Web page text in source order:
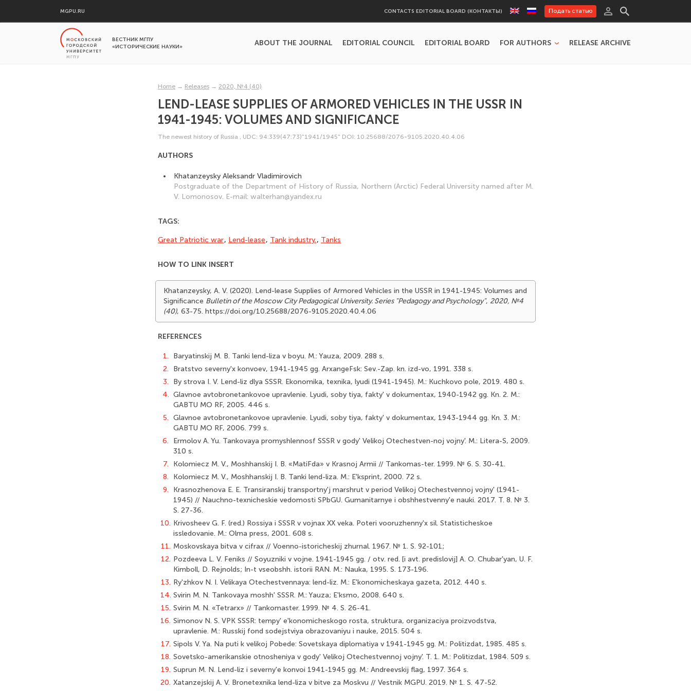
MGPU.RU CONTACTS EDITORIAL BOARD (КОНТАКТЫ) Подать статью
ВЕСТНИК МГПУ
«ИСТОРИЧЕСКИЕ НАУКИ»
ABOUT THE JOURNAL EDITORIAL COUNCIL EDITORIAL BOARD FOR AUTHORS RELEASE ARCHIVE
Home → Releases → 2020, №4 (40)
LEND-LEASE SUPPLIES OF ARMORED VEHICLES IN THE USSR IN
1941-1945: VOLUMES AND SIGNIFICANCE
The newest history of Russia , UDC: 94:339(47:73)"1941/1945" DOI: 10.25688/2076-9105.2020.40.4.06
AUTHORS
Khatanzeysky Aleksandr Vladimirovich
Postgraduate of the Department of History of Russia, Northern (Arctic) Federal University named after M.
V. Lomonosov. E-mail: walterhan@yandex.ru
TAGS:
Great Patriotic war, Lend-lease, Tank industry., Tanks
HOW TO LINK INSERT
Khatanzeysky, A. V. (2020). Lend-lease Supplies of Armored Vehicles in the USSR in 1941-1945: Volumes and
Significance Bulletin of the Moscow City Pedagogical University. Series "Pedagogy and Psychology", 2020, №4
(40), 63-75. https://doi.org/10.25688/2076-9105.2020.40.4.06
REFERENCES
1.
Baryatinskij M. B. Tanki lend-liza v boyu. M.: Yauza, 2009. 288 s.
2.
Bratstvo severny'x konvoev, 1941-1945 gg. ArxangeFsk: Sev.-Zap. kn. izd-vo, 1991. 338 s.
3.
By strova I. V. Lend-liz dlya SSSR. Ekonomika, texnika, lyudi (1941-1945). M.: Kuchkovo pole, 2019. 480 s.
4. Glavnoe avtobronetankovoe upravlenie. Lyudi, soby tiya, fakty' v dokumentax, 1940-1942 gg. Kn. 2. M.:
GABTU MO RF, 2005. 446 s.
5. Glavnoe avtobronetankovoe upravlenie. Lyudi, soby tiya, fakty' v dokumentax, 1943-1944 gg. Kn. 3. M.:
GABTU MO RF, 2006. 799 s.
6.
Ermolov A. Yu. Tankovaya promyshlennosf SSSR v gody' Velikoj Otechestven-noj vojny'. M.: Litera-S, 2009.
310 s.
7.
Kolomiecz M. V., Moshhanskij I. B. «MatiFda» v Krasnoj Armii // Tankomas-ter. 1999. № 6. S. 30-41.
8.
Kolomiecz M. V., Moshhanskij I. B. Tanki lend-liza. M.: E'ksprint, 2000. 72 s.
9.
Krasnozhenova E. E. Transiranskij transportny'j marshrut v period Veli­koj Otechestvennoj vojny' (1941-
1945) // Nauchno-texnicheskie vedomosti SPbGU. Gumanitarnye i obshhestvenny'e nauki. 2017. T. 8. № 3.
S. 27-36.
10. Krivosheev G. F. (red.) Rossiya i SSSR v vojnax XX veka. Poteri vooruzhenny'x sil. Statisticheskoe
issledovanie. M.: Olma press, 2001. 608 s.
11. Moskovskaya bitva v cifrax // Voenno-istoricheskij zhurnal. 1967. № 1. S. 92-101;
12. Pozdeeva L. V. Feniks // Soyuzniki v vojne. 1941-1945 gg. / otv. red. [i avt. predislovij] A. O. Chubar'yan, U. F.
Kimboll, D. Rejnolds; In-t vseobshh. istorii RAN. M.: Nauka, 1995. S. 173-196.
13. Ry'zhkov N. I. Velikaya Otechestvennaya: lend-liz. M.: E'konomicheskaya gazeta, 2012. 440 s.
14. Svirin M. N. Tankovaya moshh' SSSR. M.: Yauza; E'ksmo, 2008. 640 s.
15. Svirin M. N. «Tetrarx» // Tankomaster. 1999. № 4. S. 26-41.
16. Simonov N. S. VPK SSSR: tempy' e'konomicheskogo rosta, struktura, organizaciya proizvodstva,
upravlenie. M.: Russkij fond sodejstviya obrazovaniyu i nauke, 2015. 504 s.
17. Sipols V. Ya. Na puti k velikoj Pobede: Sovetskaya diplomatiya v 1941-1945 gg. M.: Politizdat, 1985. 485 s.
18. Sovetsko-amerikanskie otnosheniya v gody' Velikoj Otechestvennoj vojny'. T. 1. M.: Politizdat, 1984. 509 s.
19. Suprun M. N. Lend-liz i severny'e konvoi 1941-1945 gg. M.: Andreevskij flag, 1997. 364 s.
20. Xatanzejskij A. V. Bronetexnika lend-liza v bitve za Moskvu // Vestnik MGPU. 2019. № 1. S. 47-52.